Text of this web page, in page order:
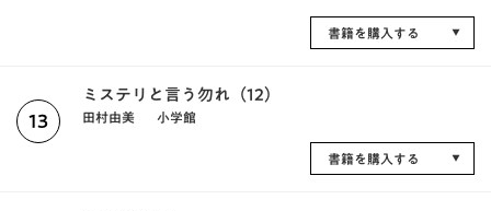
書籍を購入する
13
ミステリと言う勿れ（12）
田村由美 小学館
書籍を購入する